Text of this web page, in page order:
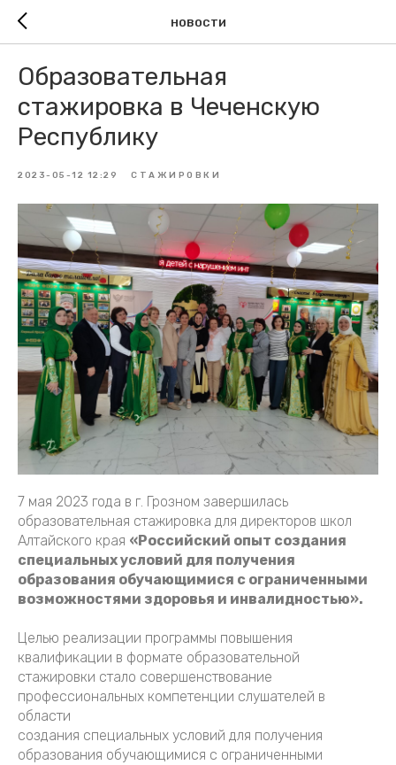
НОВОСТИ
Образовательная
стажировка в Чеченскую
Республику
2023-05-12 12:29 СТАЖИРОВКИ
7 мая 2023 года в г. Грозном завершилась
образовательная стажировка для директоров школ
Алтайского края «Российский опыт создания
специальных условий для получения
образования обучающимися с ограниченными
возможностями здоровья и инвалидностью».
Целью реализации программы повышения
квалификации в формате образовательной
стажировки стало совершенствование
профессиональных компетенции слушателей в
области
создания специальных условий для получения
образования обучающимися с ограниченными